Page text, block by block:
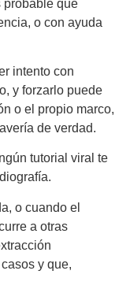
probable que
o con ayuda
intento con
y forzarlo puede
o el propio marco,
de verdad.
tutorial viral te
o cuando el
a otras
y que,